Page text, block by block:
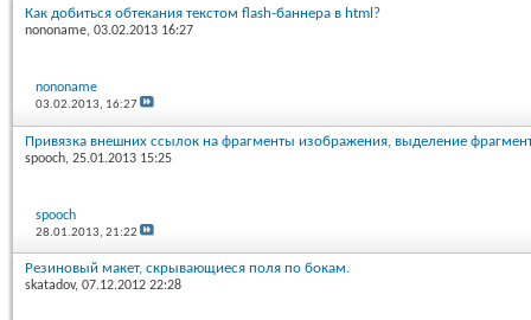
Как добиться обтекания текстом flash-баннера в html?
nononame, 03.02.2013 16:27
nononame
03.02.2013, 16:27
Привязка внешних ссылок на фрагменты изображения, выделение
spooch, 25.01.2013 15:25
spooch
28.01.2013,21:22
Резиновый макет, скрывающиеся поля по бокам.
skatadov, 07.12.2012 22:28